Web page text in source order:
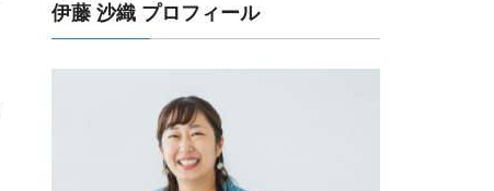
伊藤 沙織 プロフィール